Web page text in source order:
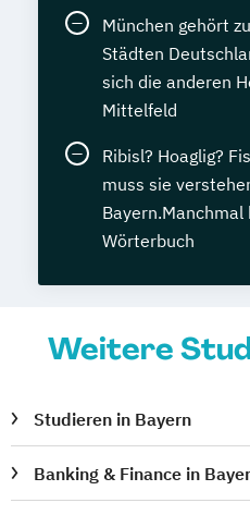
Wirtschaftsinformatik
Texten Englisch-
München gehört
Städten
sich die anderen
Mittelfeld
Ribisl? Hoaglig?
muss sie
Bayern.Manchmal
Wörterbuch
Weitere
Studieren in Bayern
Banking & Finance in